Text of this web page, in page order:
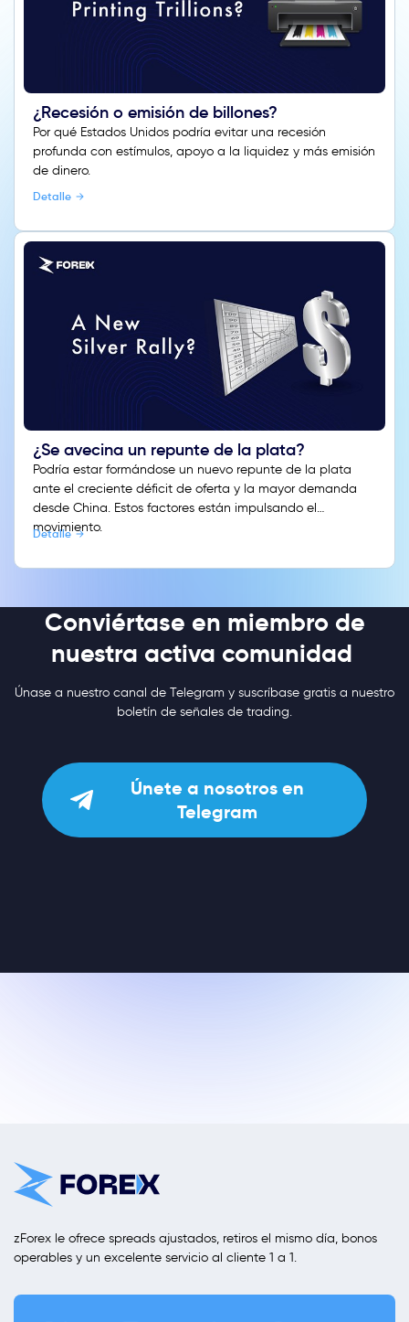
¿Recesión o emisión de billones?
Por qué Estados Unidos podría evitar una recesión
profunda con estímulos, apoyo a la liquidez y más emisión
de dinero.
Detalle
¿Se avecina un repunte de la plata?
Podría estar formándose un nuevo repunte de la plata
ante el creciente déficit de oferta y la mayor demanda
desde China. Estos factores están impulsando el
movimiento.
Detalle
Conviértase en miembro de
nuestra activa comunidad
Únase a nuestro canal de Telegram y suscríbase gratis a nuestro
boletín de señales de trading.
Únete a nosotros en
Telegram
zForex le ofrece spreads ajustados, retiros el mismo día, bonos
operables y un excelente servicio al cliente 1 a 1.